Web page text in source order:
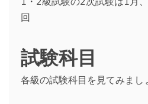
回
試験科目
各級の試験科目を見てみまし